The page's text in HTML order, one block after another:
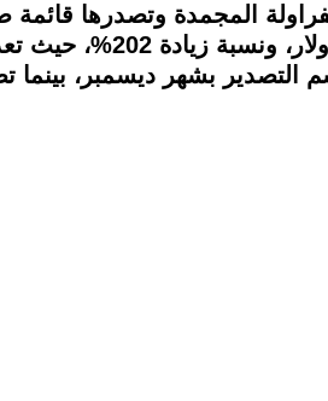
المجمدة وتصدرها قائمة
القطاع للولايات المتحدة الأمريكية خلال عام 2021، بقيمة زيادة في الصادرات قدرها
سنويًا خلال موسم التصدير بشهر ديسمبر،